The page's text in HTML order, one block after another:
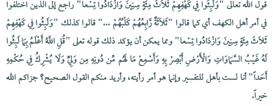
قول الله تعالى "وَلَبِثُوا فِي كَهْفِهِمْ ثَلَاثَ مِئَةٍ سِنِينَ وَازْدَادُوا تِسْعا" راجع إلى الذين اختلفوا
في أمر أهل الكهف أي كما قالوا "ثَلَاثَةٌ رَّابِعُهُمْ كَلْبُهُمْ ..." قالوا كذلك "وَلَبِثُوا فِي كَهْفِهِمْ
ثَلَاثَ مِئَةٍ سِنِينَ وَازْدَادُوا تِسْعا" ومما يمكن أن يؤكد ذلك قوله تعلى "قُلِ اللَّهُ أَعْلَمُ بِمَا لَبِثُوا
لَهُ غَيْبُ السَّمَاوَاتِ وَالْأَرْضِ أَبْصِرْ بِهِ وَأَسْمِعْ مَا لَهُم مِّن دُونِهِ مِن وَلِيٍّ وَلَا يُشْرِكُ فِي حُكْمِهِ
أَحَداً" أنا لست بأهل للتفسير وإنما هو أمر رأيته، وأريد منكم القول الصحيح؟ جزاكم الله
خيراً.